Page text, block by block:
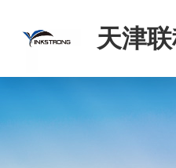
天津
司